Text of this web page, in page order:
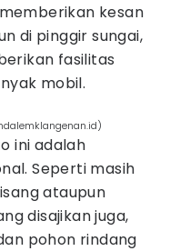
kesan
di pinggir sungai,
fasilitas
mobil.
ini adalah
Seperti masih
ataupun
disajikan juga,
pohon rindang